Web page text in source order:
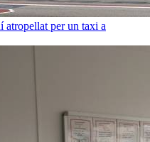
atropellat per un taxi a